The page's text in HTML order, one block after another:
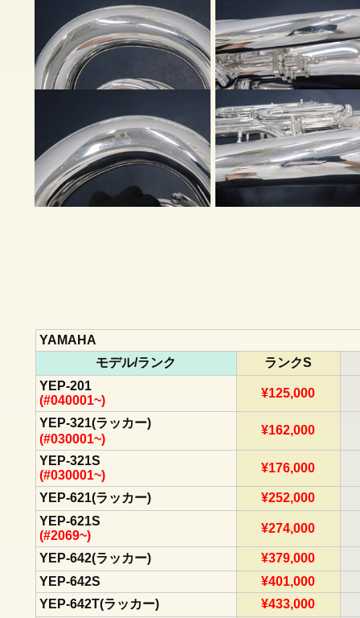
YAMAHA
モデル/ランク
ランクS
YEP-201
(#040001~)
¥125,000
YEP-321(ラッカー)
(#030001~)
¥162,000
YEP-321S
(#030001~)
¥176,000
YEP-621(ラッカー)
¥252,000
YEP-621S
(#2069~)
¥274,000
YEP-642(ラッカー)
¥379,000
YEP-642S
¥401,000
YEP-642T(ラッカー)
¥433,000